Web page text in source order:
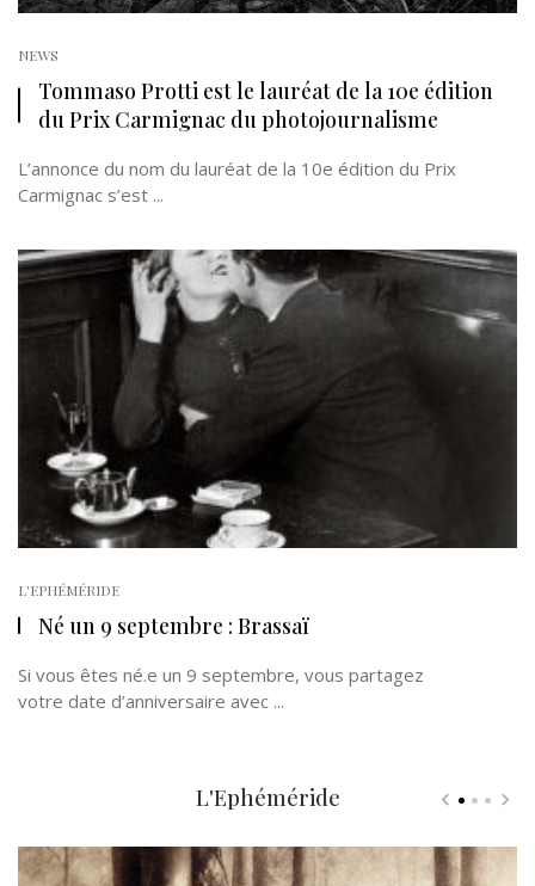
NEWS
Tommaso Protti est le lauréat de la 10e édition
du Prix Carmignac du photojournalisme
L’annonce du nom du lauréat de la 10e édition du Prix
Carmignac s’est ...
L'EPHÉMÉRIDE
Né un 9 septembre : Brassaï
Si vous êtes né.e un 9 septembre, vous partagez
votre date d’anniversaire avec ...
L'Ephéméride